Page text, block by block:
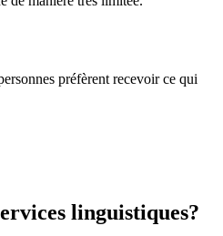
préfèrent recevoir ce qui
linguistiques?